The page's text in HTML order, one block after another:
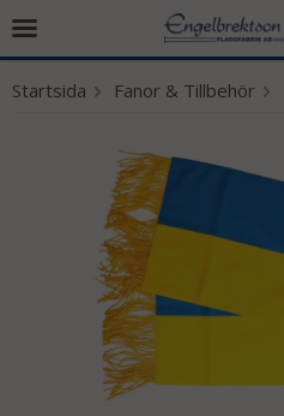
Startsida Fanor & Tillbehör